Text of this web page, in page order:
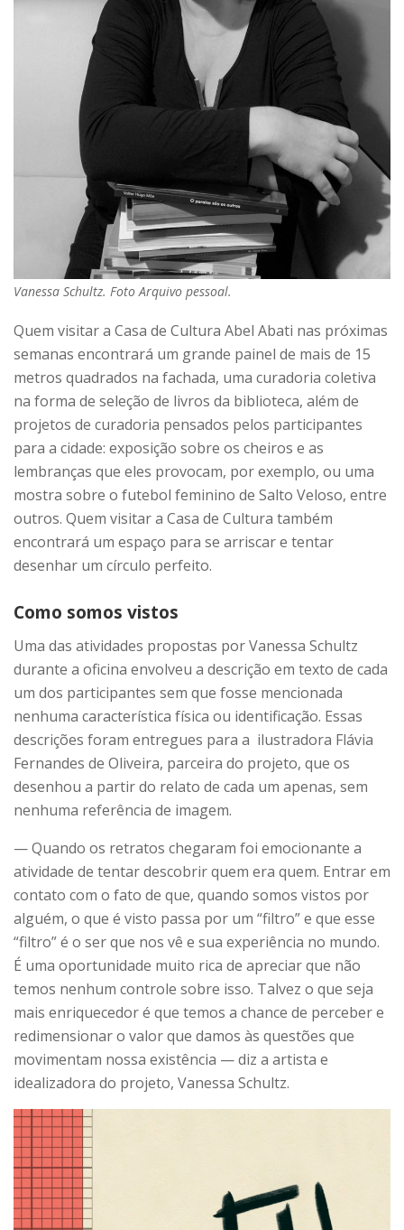
Vanessa Schultz. Foto Arquivo pessoal.
Quem visitar a Casa de Cultura Abel Abati nas próximas
semanas encontrará um grande painel de mais de 15
metros quadrados na fachada, uma curadoria coletiva
na forma de seleção de livros da biblioteca, além de
projetos de curadoria pensados pelos participantes
para a cidade: exposição sobre os cheiros e as
lembranças que eles provocam, por exemplo, ou uma
mostra sobre o futebol feminino de Salto Veloso, entre
outros. Quem visitar a Casa de Cultura também
encontrará um espaço para se arriscar e tentar
desenhar um círculo perfeito.
Como somos vistos
Uma das atividades propostas por Vanessa Schultz
durante a oficina envolveu a descrição em texto de cada
um dos participantes sem que fosse mencionada
nenhuma característica física ou identificação. Essas
descrições foram entregues para a ilustradora Flávia
Fernandes de Oliveira, parceira do projeto, que os
desenhou a partir do relato de cada um apenas, sem
nenhuma referência de imagem.
— Quando os retratos chegaram foi emocionante a
atividade de tentar descobrir quem era quem. Entrar em
contato com o fato de que, quando somos vistos por
alguém, o que é visto passa por um “filtro” e que esse
“filtro” é o ser que nos vê e sua experiência no mundo.
É uma oportunidade muito rica de apreciar que não
temos nenhum controle sobre isso. Talvez o que seja
mais enriquecedor é que temos a chance de perceber e
redimensionar o valor que damos às questões que
movimentam nossa existência — diz a artista e
idealizadora do projeto, Vanessa Schultz.